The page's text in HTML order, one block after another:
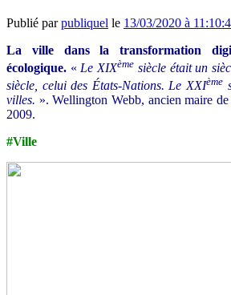
Publié parpubliquel le 13/03/2020 à
La ville dans la transformation
écologique. « Le XIXème siècle était un
siècle, celui des États-Nations. Le XXIème
villes. ». Wellington Webb, ancien maire
2009.
#Ville